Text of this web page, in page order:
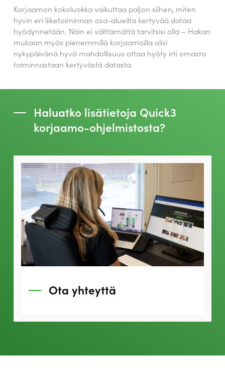
Korjaamon kokoluokka vaikuttaa paljon siihen, miten
hyvin eri liiketoiminnan osa-alueilta kertyvää dataa
hyödynnetään. Näin ei välttämättä tarvitsisi olla – Hakan
mukaan myös pienemmillä korjaamoilla olisi
nykypäivänä hyvä mahdollisuus ottaa hyöty irti omasta
toiminnastaan kertyvästä datasta.
Haluatko lisätietoja Quick3
korjaamo-ohjelmistosta?
Ota yhteyttä